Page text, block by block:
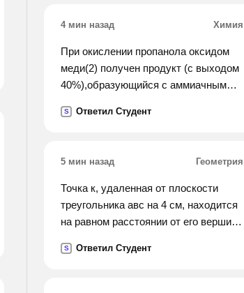
4 мин назад Химия
При окислении пропанола оксидом
меди(2) получен продукт (с выходом
40%),образующийся с аммиачным
осадка. определите исходную массу
S Ответил Студент
5 мин назад Геометрия
Точка к, удаленная от плоскости
треугольника авс на 4 см, находится
на равном расстоянии от его вершин.
вычислите: а) длину проекци отрезка
S Ответил Студент